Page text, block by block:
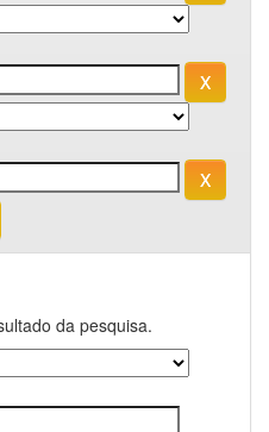
da pesquisa.